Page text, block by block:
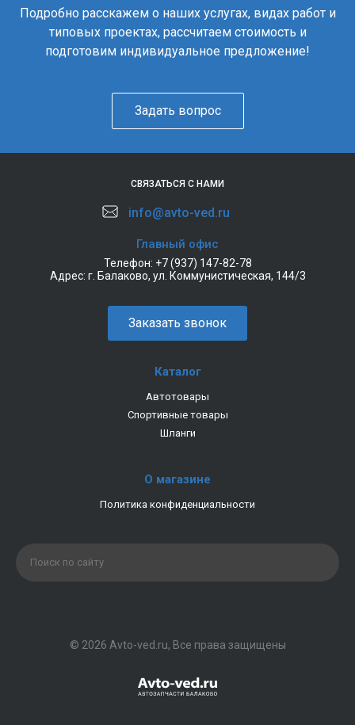
Подробно расскажем о наших услугах, видах работ и
типовых проектах, рассчитаем стоимость и
подготовим индивидуальное предложение!
Задать вопрос
СВЯЗАТЬСЯ С НАМИ
info@avto-ved.ru
Главный офис
Телефон: +7 (937) 147-82-78
Адрес: г. Балаково, ул. Коммунистическая, 144/3
Заказать звонок
Каталог
Автотовары
Спортивные товары
Шланги
О магазине
Политика конфиденциальности
© 2026 Avto-ved.ru, Все права защищены